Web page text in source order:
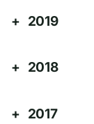
2019
2018
2017